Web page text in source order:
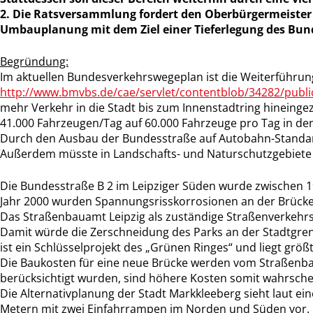
2. Die Ratsversammlung fordert den
Umbauplanung mit dem Ziel einer Tieferlegung des
Begründung:
Im aktuellen Bundesverkehrswegeplan ist die
http://www.bmvbs.de/cae/servlet/contentblob/34282/
mehr Verkehr in die Stadt bis zum Innenstadtring
41.000 Fahrzeugen/Tag auf 60.000 Fahrzeuge pro Tag in
Durch den Ausbau der Bundesstraße auf Autobahn-
Außerdem müsste in Landschafts- und
Die Bundesstraße B 2 im Leipziger Süden wurde
Jahr 2000 wurden Spannungsrisskorrosionen an der
Das Straßenbauamt Leipzig als zuständige
Damit würde die Zerschneidung des Parks an der
ist ein Schlüsselprojekt des „Grünen Ringes“ und liegt
Die Baukosten für eine neue Brücke werden vom
berücksichtigt wurden, sind höhere Kosten somit
Die Alternativplanung der Stadt Markkleeberg sieht laut
Metern mit zwei Einfahrrampen im Norden und Süden